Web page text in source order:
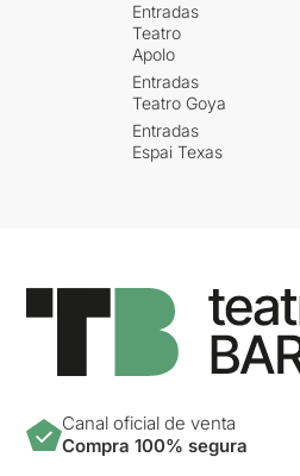
Entradas
Teatro
Apolo
Entradas
Teatro Goya
Entradas
Espai Texas
Canal oficial de venta
Compra 100% segura